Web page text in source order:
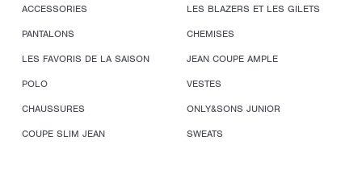
ACCESSORIES
LES BLAZERS ET LES GILETS
PANTALONS
CHEMISES
LES FAVORIS DE LA SAISON
JEAN COUPE AMPLE
POLO
VESTES
CHAUSSURES
ONLY&SONS JUNIOR
COUPE SLIM JEAN
SWEATS